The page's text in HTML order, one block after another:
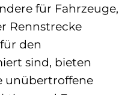
für Fahrzeuge,
Rennstrecke
den
sind, bieten
unübertroffene